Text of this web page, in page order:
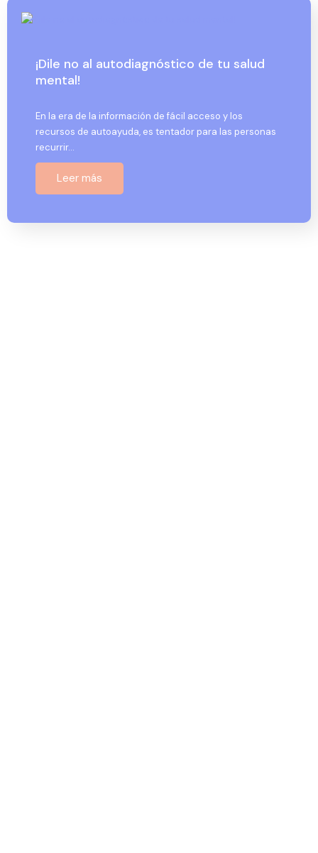
¡Dile no al autodiagnóstico de tu salud
mental!
En la era de la información de fácil acceso y los
recursos de autoayuda, es tentador para las personas
recurrir…
Leer más